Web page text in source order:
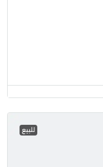
للبيع